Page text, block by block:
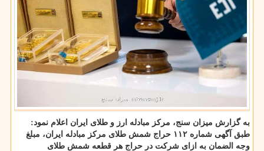
به گزارش میزان سنج، مرکز مبادله ارز و طلای ایران اعلام نمود:
طبق آگهی شماره ۱۱۲ حراج شمش طلای مرکز مبادله ایران، مبلغ
وجه الضمان به ازای شرکت در حراج هر قطعه شمش طلای